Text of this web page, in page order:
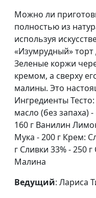
Торт-мороженое
чай из мяты с
Нутовые орешки,
апельсиновые
клубничный мохито
Банановый хлеб и
пудинг
Хачапури на скорую
легкий салатик с
Можно ли
полностью из
используя
«Изумрудный»
Зеленые коржи
кремом, а сверху
малины. Это
Ингредиенты
масло (без запаха)
160 г Ванилин
Мука - 200 г Крем:
г Сливки 33% - 250
Малина
Ведущий: Лариса